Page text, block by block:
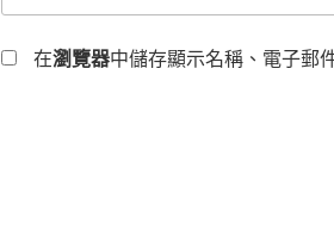
在瀏覽器中儲存顯示名稱、電子郵